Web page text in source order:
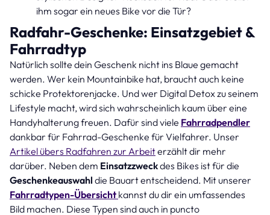
ihm sogar ein neues Bike vor die Tür?
Radfahr-Geschenke: Einsatzgebiet &
Fahrradtyp
Natürlich sollte dein Geschenk nicht ins Blaue gemacht
werden. Wer kein Mountainbike hat, braucht auch keine
schicke Protektorenjacke. Und wer Digital Detox zu seinem
Lifestyle macht, wird sich wahrscheinlich kaum über eine
Handyhalterung freuen. Dafür sind viele Fahrradpendler
dankbar für Fahrrad-Geschenke für Vielfahrer. Unser
Artikel übers Radfahren zur Arbeiterzählt dir mehr
darüber. Neben dem Einsatzzweckdes Bikes ist für die
Geschenkeauswahl die Bauart entscheidend. Mit unserer
Fahrradtypen-Übersicht kannst du dir ein umfassendes
Bild machen. Diese Typen sind auch in puncto